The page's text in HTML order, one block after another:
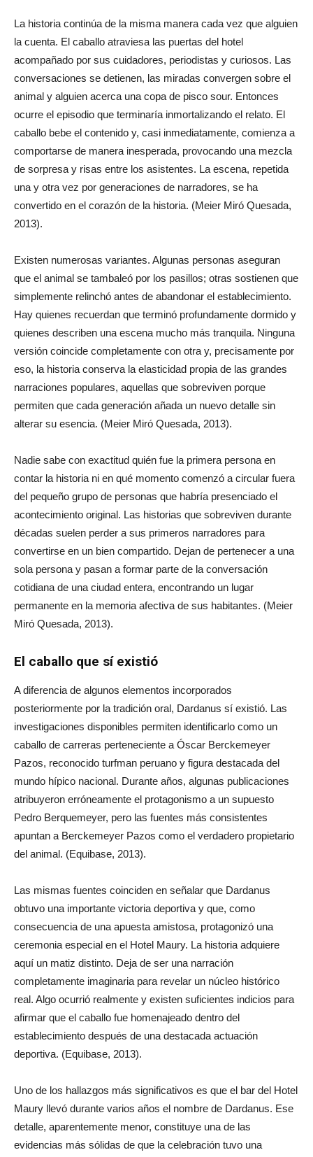
La historia continúa de la misma manera cada vez que alguien
la cuenta. El caballo atraviesa las puertas del hotel
acompañado por sus cuidadores, periodistas y curiosos. Las
conversaciones se detienen, las miradas convergen sobre el
animal y alguien acerca una copa de pisco sour. Entonces
ocurre el episodio que terminaría inmortalizando el relato. El
caballo bebe el contenido y, casi inmediatamente, comienza a
comportarse de manera inesperada, provocando una mezcla
de sorpresa y risas entre los asistentes. La escena, repetida
una y otra vez por generaciones de narradores, se ha
convertido en el corazón de la historia. (Meier Miró Quesada,
2013).
Existen numerosas variantes. Algunas personas aseguran
que el animal se tambaleó por los pasillos; otras sostienen que
simplemente relinchó antes de abandonar el establecimiento.
Hay quienes recuerdan que terminó profundamente dormido y
quienes describen una escena mucho más tranquila. Ninguna
versión coincide completamente con otra y, precisamente por
eso, la historia conserva la elasticidad propia de las grandes
narraciones populares, aquellas que sobreviven porque
permiten que cada generación añada un nuevo detalle sin
alterar su esencia. (Meier Miró Quesada, 2013).
Nadie sabe con exactitud quién fue la primera persona en
contar la historia ni en qué momento comenzó a circular fuera
del pequeño grupo de personas que habría presenciado el
acontecimiento original. Las historias que sobreviven durante
décadas suelen perder a sus primeros narradores para
convertirse en un bien compartido. Dejan de pertenecer a una
sola persona y pasan a formar parte de la conversación
cotidiana de una ciudad entera, encontrando un lugar
permanente en la memoria afectiva de sus habitantes. (Meier
Miró Quesada, 2013).
El caballo que sí existió
A diferencia de algunos elementos incorporados
posteriormente por la tradición oral, Dardanus sí existió. Las
investigaciones disponibles permiten identificarlo como un
caballo de carreras perteneciente a Óscar Berckemeyer
Pazos, reconocido turfman peruano y figura destacada del
mundo hípico nacional. Durante años, algunas publicaciones
atribuyeron erróneamente el protagonismo a un supuesto
Pedro Berquemeyer, pero las fuentes más consistentes
apuntan a Berckemeyer Pazos como el verdadero propietario
del animal. (Equibase, 2013).
Las mismas fuentes coinciden en señalar que Dardanus
obtuvo una importante victoria deportiva y que, como
consecuencia de una apuesta amistosa, protagonizó una
ceremonia especial en el Hotel Maury. La historia adquiere
aquí un matiz distinto. Deja de ser una narración
completamente imaginaria para revelar un núcleo histórico
real. Algo ocurrió realmente y existen suficientes indicios para
afirmar que el caballo fue homenajeado dentro del
establecimiento después de una destacada actuación
deportiva. (Equibase, 2013).
Uno de los hallazgos más significativos es que el bar del Hotel
Maury llevó durante varios años el nombre de Dardanus. Ese
detalle, aparentemente menor, constituye una de las
evidencias más sólidas de que la celebración tuvo una